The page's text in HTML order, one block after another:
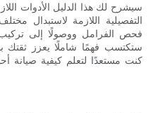
سيشرح لك هذا الدليل الأدوات
التفصيلية اللازمة لاستبدال
فحص الفرامل ووصولًا إلى
ستكتسب فهمًا شاملًا يعزز ثقتك
كنت مستعدًا لتعلم كيفية صيانة